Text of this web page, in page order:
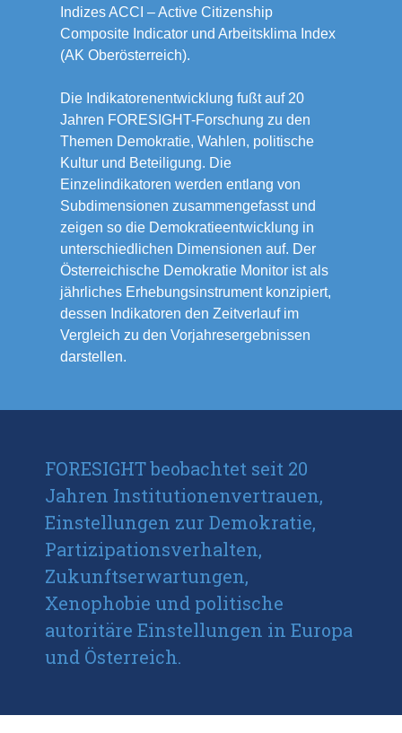
Indizes ACCI – Active Citizenship
Composite Indicator und Arbeitsklima Index
(AK Oberösterreich).
Die Indikatorenentwicklung fußt auf 20
Jahren FORESIGHT-Forschung zu den
Themen Demokratie, Wahlen, politische
Kultur und Beteiligung. Die
Einzelindikatoren werden entlang von
Subdimensionen zusammengefasst und
zeigen so die Demokratieentwicklung in
unterschiedlichen Dimensionen auf. Der
Österreichische Demokratie Monitor ist als
jährliches Erhebungsinstrument konzipiert,
dessen Indikatoren den Zeitverlauf im
Vergleich zu den Vorjahresergebnissen
darstellen.
FORESIGHT beobachtet seit 20
Jahren Institutionenvertrauen,
Einstellungen zur Demokratie,
Partizipationsverhalten,
Zukunftserwartungen,
Xenophobie und politische
autoritäre Einstellungen in Europa
und Österreich.